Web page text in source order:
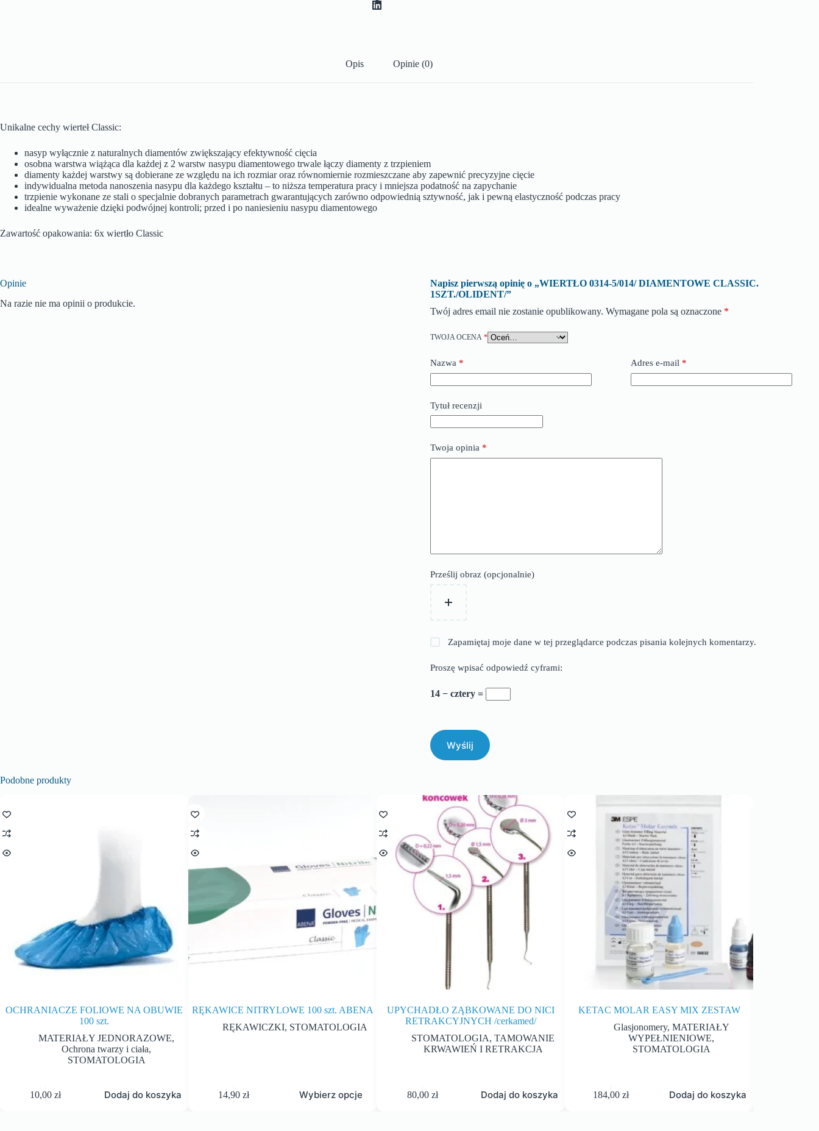
Opis Opinie (0)
Unikalne cechy wierteł Classic:
nasyp wyłącznie z naturalnych diamentów zwiększający efektywność cięcia
osobna warstwa wiążąca dla każdej z 2 warstw nasypu diamentowego trwale łączy diamenty z trzpieniem
diamenty każdej warstwy są dobierane ze względu na ich rozmiar oraz równomiernie rozmieszczane aby zapewnić precyzyjne cięcie
indywidualna metoda nanoszenia nasypu dla każdego kształtu – to niższa temperatura pracy i mniejsza podatność na zapychanie
trzpienie wykonane ze stali o specjalnie dobranych parametrach gwarantujących zarówno odpowiednią sztywność, jak i pewną elastyczność podczas pracy
idealne wyważenie dzięki podwójnej kontroli; przed i po naniesieniu nasypu diamentowego
Zawartość opakowania: 6x wiertło Classic
Opinie
Na razie nie ma opinii o produkcie.
Napisz pierwszą opinię o „WIERTŁO 0314-5/014/ DIAMENTOWE CLASSIC.
1SZT./OLIDENT/”
Twój adres email nie zostanie opublikowany. Wymagane pola są oznaczone *
TWOJA OCENA *
Nazwa * Adres e-mail *
Tytuł recenzji
Twoja opinia *
Prześlij obraz (opcjonalnie)
Zapamiętaj moje dane w tej przeglądarce podczas pisania kolejnych komentarzy.
Proszę wpisać odpowiedź cyframi:
14 − cztery =
Wyślij
Podobne produkty
OCHRANIACZE FOLIOWE NA OBUWIE
100 szt.
MATERIAŁY JEDNORAZOWE,
Ochrona twarzy i ciała,
STOMATOLOGIA
10,00zł Dodaj do koszyka
RĘKAWICE NITRYLOWE 100 szt. ABENA
RĘKAWICZKI, STOMATOLOGIA
14,90zł Wybierz opcje
UPYCHADŁO ZĄBKOWANE DO NICI
RETRAKCYJNYCH /cerkamed/
STOMATOLOGIA,TAMOWANIE
KRWAWIEŃ I RETRAKCJA
80,00 zł Dodaj do koszyka
KETAC MOLAR EASY MIX ZESTAW
Glasjonomery, MATERIAŁY
WYPEŁNIENIOWE,
STOMATOLOGIA
184,00 zł Dodaj do koszyka